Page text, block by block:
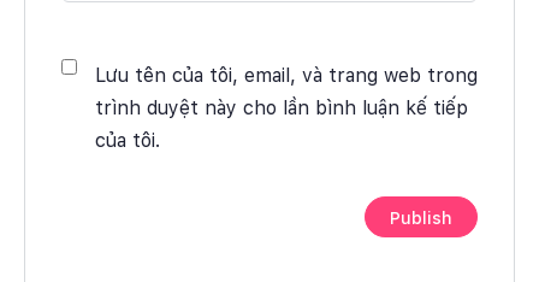
Lưu tên của tôi, email, và trang web trong
trình duyệt này cho lần bình luận kế tiếp
của tôi.